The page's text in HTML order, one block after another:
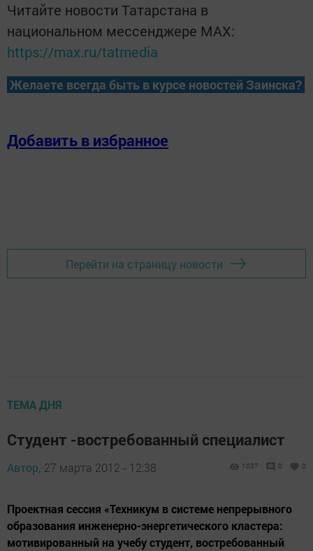
Читайте новости Татарстана в
национальном мессенджере MАХ:
https://max.ru/tatmedia
Желаете всегда быть в курсе новостей Заинска?
Добавить в избранное
Перейти на страницу новости
ТЕМА ДНЯ
Студент -востребованный специалист
Автор, 27 марта 2012 - 12:38 1037 0 0
Проектная сессия «Техникум в системе непрерывного
образования инженерно-энергетического кластера:
мотивированный на учебу студент, востребованный